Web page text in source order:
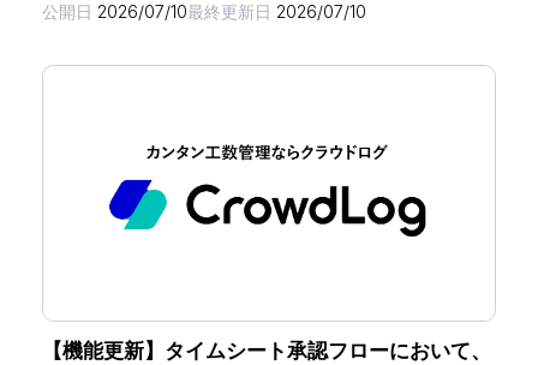
公開日 2026/07/10最終更新日 2026/07/10
【機能更新】タイムシート承認フローにおいて、